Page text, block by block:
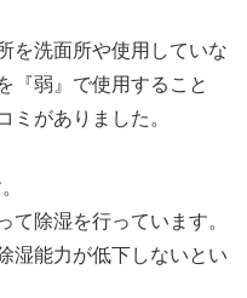
を洗面所や使用していな
『弱』で使用すること
ミがありました。
て除湿を行っています。
湿能力が低下しないとい